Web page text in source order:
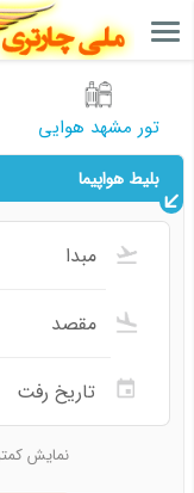
تور مشهد هوایی
بلیط هواپیما
نمایش